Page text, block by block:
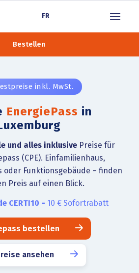
FR
Bestellen
inkl. MwSt.
EnergiePass in
und alles inklusive Preise für
(CPE). Einfamilienhaus,
oder Funktionsgebäude – finden
Preis auf einen Blick.
CERTI10 = 10 € Sofortrabatt
bestellen
ansehen